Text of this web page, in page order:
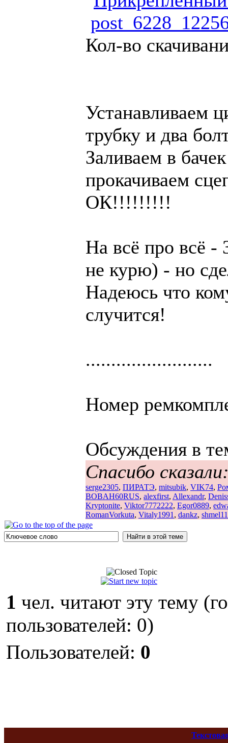
Кол-во
Устанавливаем
трубку и два
Заливаем в
прокачиваем
ОК!!!!!!!!!
На всё про всё -
не курю) - но
Надеюсь что
случится!
.........................
Номер
Обсуждения в
Спасибо
serge2305, ПИРАТЭ, mitsubik, VIK74,
BOBAH60RUS, alexfirst, Allexandr,
Kryptonite, Viktor7772222, Egor0889,
RomanVorkuta, Vitaly1991 , dankz,
1 чел. читают эту тему
пользователей: 0)
Пользователей: 0